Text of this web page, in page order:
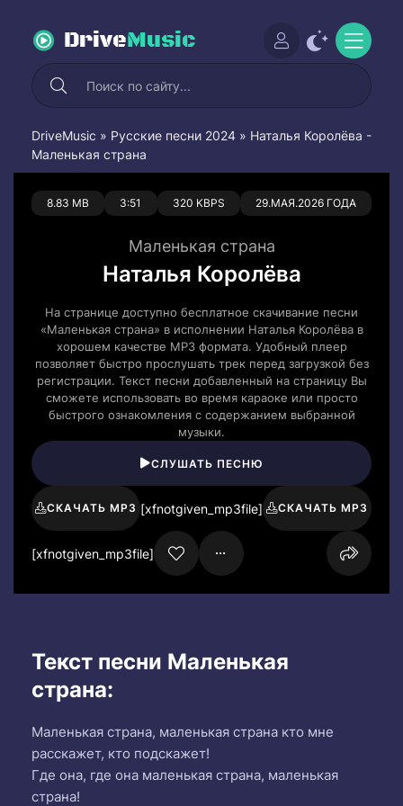
DriveMusic
DriveMusic » Русские песни 2024 » Наталья Королёва -
Маленькая страна
8.83 MB 3:51 320 KBPS 29.МАЯ.2026 ГОДА
0 1
Маленькая страна
Наталья Королёва
На странице доступно бесплатное скачивание песни
«Маленькая страна» в исполнении Наталья Королёва в
хорошем качестве MP3 формата. Удобный плеер
позволяет быстро прослушать трек перед загрузкой без
регистрации. Текст песни добавленный на страницу Вы
сможете использовать во время караоке или просто
быстрого ознакомления с содержанием выбранной
музыки.
СЛУШАТЬ ПЕСНЮ
СКАЧАТЬ MP3 [xfnotgiven_mp3file] СКАЧАТЬ MP3
[xfnotgiven_mp3file]
Текст песни Маленькая
страна:
Маленькая страна, маленькая страна кто мне
расскажет, кто подскажет!
Где она, где она маленькая страна, маленькая
страна!